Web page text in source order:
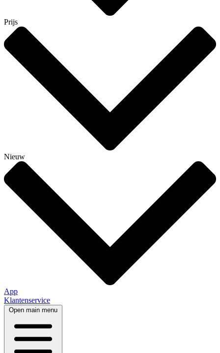
Prijs
Nieuw
App
Klantenservice
Open main menu